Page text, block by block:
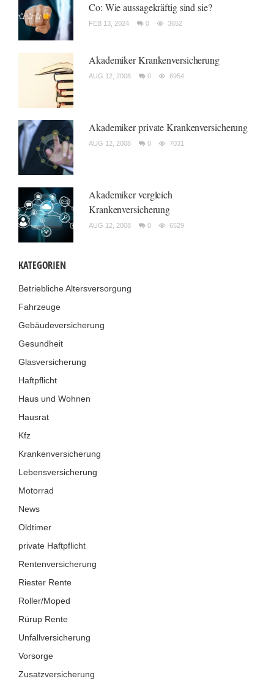
Co: Wie aussagekräftig sind sie?
FEB 13, 2024 0 3652
Akademiker Krankenversicherung
AUG 12, 2008 0 6954
Akademiker private Krankenversicherung
AUG 12, 2008 0 7031
Akademiker vergleich
Krankenversicherung
AUG 12, 2008 0 6529
KATEGORIEN
Betriebliche Altersversorgung
Fahrzeuge
Gebäudeversicherung
Gesundheit
Glasversicherung
Haftpflicht
Haus und Wohnen
Hausrat
Kfz
Krankenversicherung
Lebensversicherung
Motorrad
News
Oldtimer
private Haftpflicht
Rentenversicherung
Riester Rente
Roller/Moped
Rürup Rente
Unfallversicherung
Vorsorge
Zusatzversicherung